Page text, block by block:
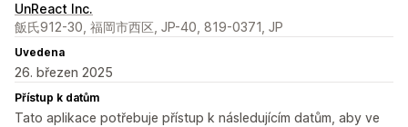
UnReact Inc.
飯氏912-30, 福岡市西区, JP-40, 819-0371, JP
Uvedena
26. březen 2025
Přístup k datům
Tato aplikace potřebuje přístup k následujícím datům, aby ve